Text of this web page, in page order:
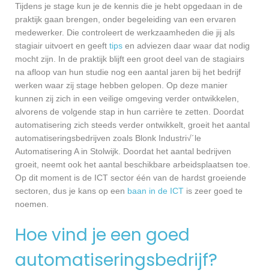
Tijdens je stage kun je de kennis die je hebt opgedaan in de
praktijk gaan brengen, onder begeleiding van een ervaren
medewerker. Die controleert de werkzaamheden die jij als
stagiair uitvoert en geeft tips en adviezen daar waar dat nodig
mocht zijn. In de praktijk blijft een groot deel van de stagiairs
na afloop van hun studie nog een aantal jaren bij het bedrijf
werken waar zij stage hebben gelopen. Op deze manier
kunnen zij zich in een veilige omgeving verder ontwikkelen,
alvorens de volgende stap in hun carrière te zetten. Doordat
automatisering zich steeds verder ontwikkelt, groeit het aantal
automatiseringsbedrijven zoals Blonk Industri√´le
Automatisering A in Stolwijk. Doordat het aantal bedrijven
groeit, neemt ook het aantal beschikbare arbeidsplaatsen toe.
Op dit moment is de ICT sector één van de hardst groeiende
sectoren, dus je kans op een baan in de ICT is zeer goed te
noemen.
Hoe vind je een goed
automatiseringsbedrijf?